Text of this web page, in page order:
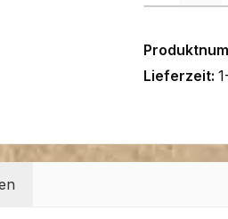
Lieferzeit: